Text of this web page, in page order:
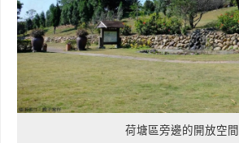
荷塘區旁邊的開放空間